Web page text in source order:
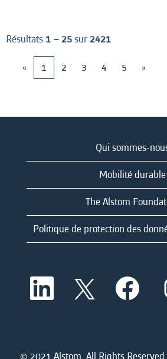
Résultats1 – 25sur 2421
«
1 2 3 4 5 »
Qui sommes-
Mobilité durable
The Alstom
Politique de protection des
S
o
d
S
’
o
S
o
d d